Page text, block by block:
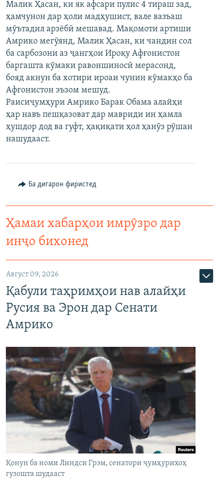
ПАЙГИРӢ КУНЕД
Ҳамаи сомонаҳои RFE/RL
Малик Ҳасан, ки як афсари пулис 4 тираш зад,
ҳамчунон дар ҳоли мадҳушист, вале вазъаш
мӯътадил арзёбӣ мешавад. Мақомоти артиши
Амрико мегӯянд, Малик Ҳасан, ки чандин сол
ба сарбозони аз ҷангҳои Ироқу Афғонистон
баргашта кӯмаки равоншиносӣ мерасонд,
бояд акнун ба хотири ироаи чунин кӯмакҳо ба
Афғонистон эъзом мешуд.
Раисиҷумҳури Амрико Барак Обама алайҳи
ҳар навъ пешқазоват дар мавриди ин ҳамла
ҳушдор дод ва гуфт, ҳақиқати ҳол ҳанӯз рӯшан
нашудааст.
Ба дигарон фиристед
Ҳамаи хабарҳои имрӯзро дар
инҷо бихонед
Август 09, 2026
Қабули таҳримҳои нав алайҳи
Русия ва Эрон дар Сенати
Амрико
Қонун ба номи Линдси Грэм, сенатори ҷумҳурихоҳ
гузошта шудааст